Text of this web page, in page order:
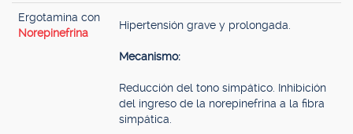
Ergotamina con
Norepinefrina
Hipertensión grave y prolongada.
Mecanismo:
Reducción del tono simpático. Inhibición
del ingreso de la norepinefrina a la fibra
simpática.